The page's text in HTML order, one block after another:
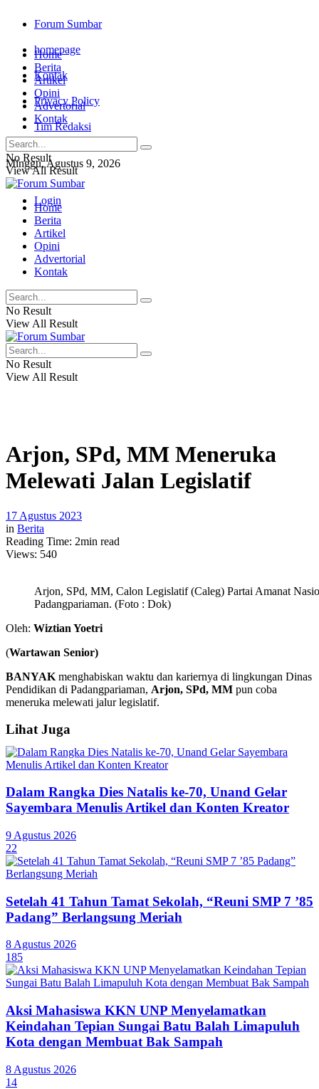
Forum Sumbar
homepage
Kontak
Privacy Policy
Tim Redaksi
Minggu, Agustus 9, 2026
Login
Home
Berita
Artikel
Opini
Advertorial
Kontak
No Result
View All Result
Home
Berita
Artikel
Opini
Advertorial
Kontak
No Result
View All Result
No Result
View All Result
Arjon, SPd, MM Meneruka
Melewati Jalan Legislatif
17 Agustus 2023
in Berita
Reading Time: 2min read
Views: 540
Arjon, SPd, MM, Calon Legislatif (Caleg) Partai Amanat
Padangpariaman. (Foto : Dok)
Oleh: Wiztian Yoetri
(Wartawan Senior)
BANYAK menghabiskan waktu dan kariernya di lingkungan Dinas
Pendidikan di Padangpariaman, Arjon, SPd, MM pun coba
meneruka melewati jalur legislatif.
Lihat Juga
Dalam Rangka Dies Natalis ke-70, Unand Gelar
Sayembara Menulis Artikel dan Konten Kreator
9 Agustus 2026
22
Setelah 41 Tahun Tamat Sekolah, “Reuni SMP 7 ’85
Padang” Berlangsung Meriah
8 Agustus 2026
185
Aksi Mahasiswa KKN UNP Menyelamatkan
Keindahan Tepian Sungai Batu Balah Limapuluh
Kota dengan Membuat Bak Sampah
8 Agustus 2026
14